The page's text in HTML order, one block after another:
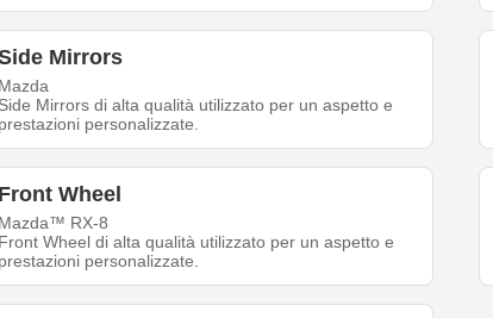
Mirrors
Mazda
Side Mirrors di alta qualità utilizzato per un aspetto e
prestazioni personalizzate.
Front Wheel
Mazda™ RX-8
Front Wheel di alta qualità utilizzato per un aspetto e
prestazioni personalizzate.